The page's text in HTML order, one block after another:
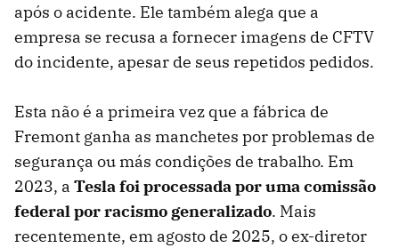
após o acidente. Ele também alega que a
empresa se recusa a fornecer imagens de CFTV
do incidente, apesar de seus repetidos pedidos.
Esta não é a primeira vez que a fábrica de
Fremont ganha as manchetes por problemas de
segurança ou más condições de trabalho. Em
2023, a Tesla foi processada por uma comissão
federal por racismo generalizado. Mais
recentemente, em agosto de 2025, o ex-diretor